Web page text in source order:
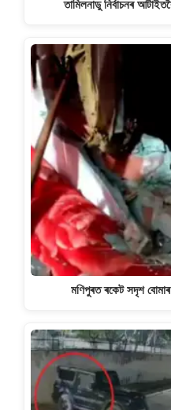
তামিলনাডু নিৰ্বাচনৰ
মণিপুৰত ৰকেট সদৃশ